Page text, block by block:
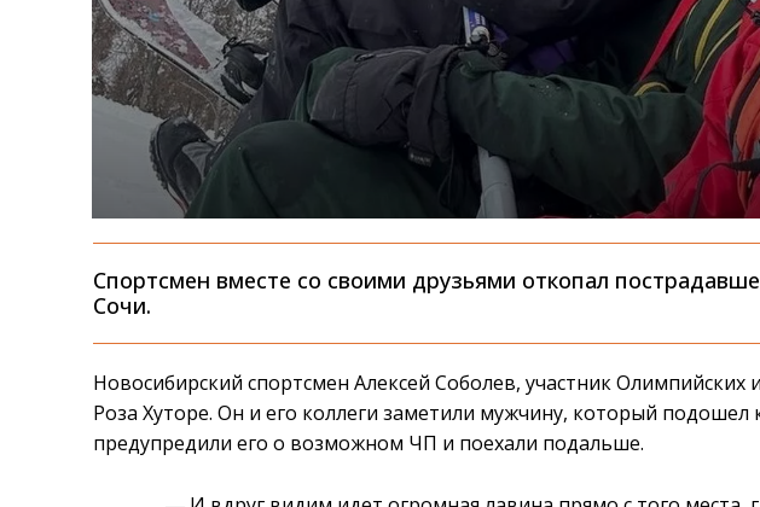
Спортсмен вместе со своими друзьями откопал
Сочи.
Новосибирский спортсмен Алексей Соболев, участник Олимпийских
Роза Хуторе. Он и его коллеги заметили мужчину, который подошел
предупредили его о возможном ЧП и поехали подальше.